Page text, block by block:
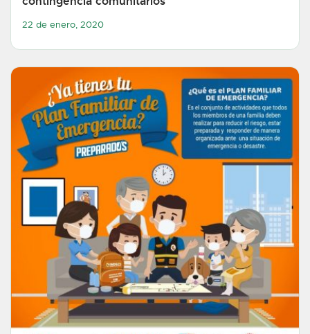
22 de enero, 2020